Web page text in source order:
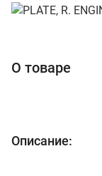
О товаре
Описание: